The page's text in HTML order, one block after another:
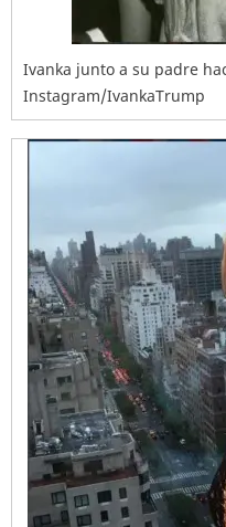
Ivanka junto a su padre
Instagram/IvankaTrump